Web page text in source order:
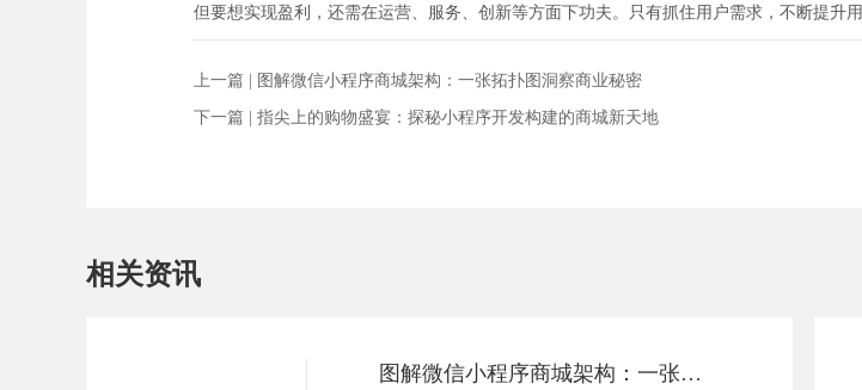
但要想实现盈利，还需在运营、服务、创新等方面下功夫。只有抓住用户需求，不断提升
上一篇 | 图解微信小程序商城架构：一张拓扑图洞察商业秘密
下一篇 | 指尖上的购物盛宴：探秘小程序开发构建的商城新天地
相关资讯
图解微信小程序商城架构：一张拓扑图洞察商业秘密